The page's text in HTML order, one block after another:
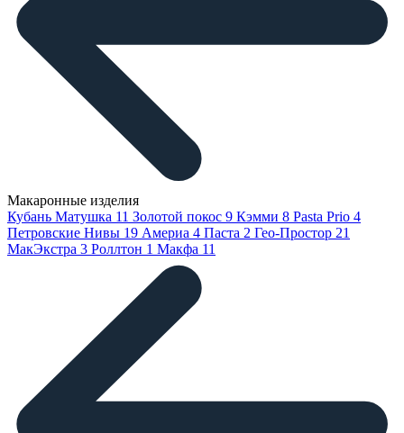
Макаронные изделия
Кубань Матушка 11 Золотой покос 9 Кэмми 8 Pasta Prio 4
Петровские Нивы 19 Америа 4 Паста 2 Гео-Простор 21
МакЭкстра 3 Роллтон 1 Макфа 11